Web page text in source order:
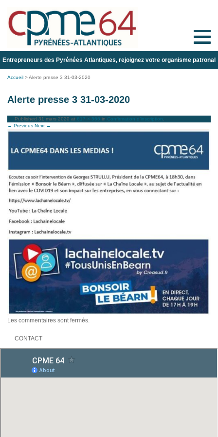
Toggle
Entrepreneurs des Pyrénées Atlantiques, rejoignez votre organisme patronal
Accueil >Alerte presse 3 31-03-2020
Alerte presse 3 31-03-2020
Published 31 mars 2020 at 617 × 566 in Confirmation d’inscription
← Previous Next →
Les commentaires sont fermés.
CONTACT